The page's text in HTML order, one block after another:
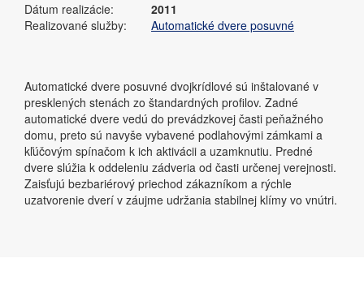
Dátum realizácie:
2011
Realizované služby:
Automatické dvere posuvné
Automatické dvere posuvné dvojkrídlové sú inštalované v
presklených stenách zo štandardných profilov. Zadné
automatické dvere vedú do prevádzkovej časti peňažného
domu, preto sú navyše vybavené podlahovými zámkami a
kľúčovým spínačom k ich aktivácii a uzamknutiu. Predné
dvere slúžia k oddeleniu zádveria od časti určenej verejnosti.
Zaisťujú bezbariérový priechod zákazníkom a rýchle
uzatvorenie dverí v záujme udržania stabilnej klímy vo vnútri.